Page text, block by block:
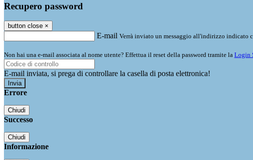
Recupero password
button close ×
E-mail Verrà inviato un messaggio all'indirizzo indicato
Non hai una e-mail associata al nome utente? Effettua il reset della password tramite la Login
E-mail inviata, si prega di controllare la casella di posta elettronica!
Errore
Chiudi
Successo
Chiudi
Informazione